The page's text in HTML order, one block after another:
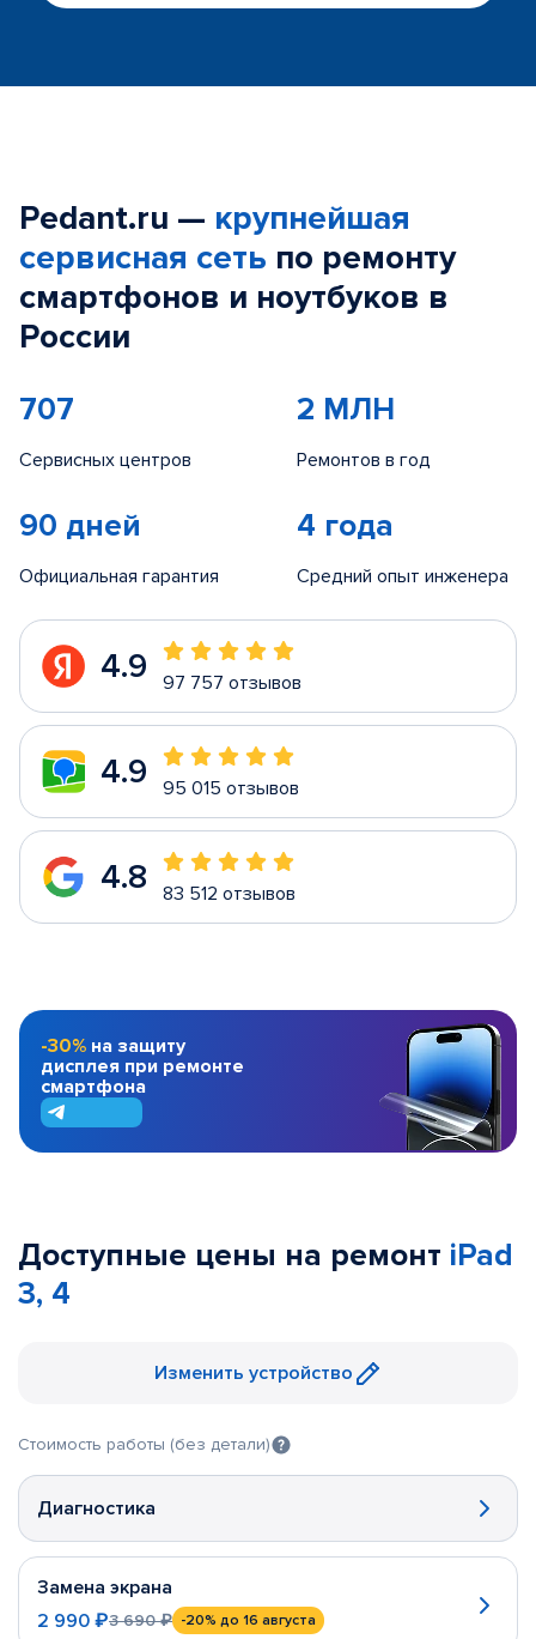
Pedant.ru — крупнейшая
сервисная сеть по ремонту
смартфонов и ноутбуков в
России
707
Сервисных центров
2 МЛН
Ремонтов в год
90 дней
Официальная гарантия
4 года
Средний опыт инженера
4.9 97 757 отзывов
4.9 95 015 отзывов
4.8 83 512 отзывов
-30% на защиту
дисплея при ремонте
смартфона
Доступные цены на ремонт iPad
3, 4
Изменить устройство
Стоимость работы (без детали)
Диагностика
Замена экрана
2 990 ₽3 690 ₽ -20% до 16 августа